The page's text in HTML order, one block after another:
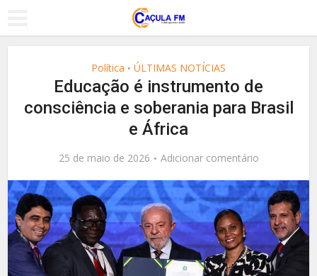
Política • ÚLTIMAS NOTÍCIAS
Educação é instrumento de
consciência e soberania para Brasil
e África
25 de maio de 2026 Adicionar comentário